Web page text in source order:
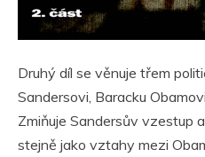
Druhý díl se věnuje třem
Sandersovi, Baracku
Zmiňuje Sandersův vzestup
stejně jako vztahy mezi